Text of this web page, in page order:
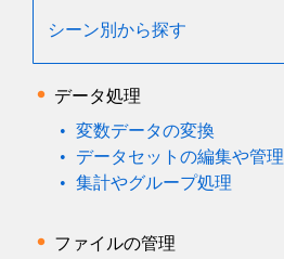
シーン別から探す
データ処理
変数データの変換
データセットの編集や管理
集計やグループ処理
ファイルの管理